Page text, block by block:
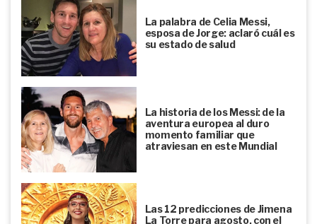
La palabra de Celia Messi,
esposa de Jorge: aclaró cuál es
su estado de salud
La historia de los Messi: de la
aventura europea al duro
momento familiar que
atraviesan en este Mundial
Las 12 predicciones de Jimena
La Torre para agosto, con el